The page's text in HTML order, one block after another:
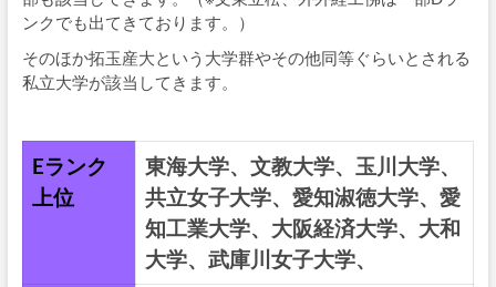
ンクでも出てきております。）
そのほか拓玉産大という大学群やその他同等ぐらいとされる
私立大学が該当してきます。
Eランク
上位
東海大学、文教大学、玉川大学、
共立女子大学、愛知淑徳大学、愛
知工業大学、大阪経済大学、大和
大学、武庫川女子大学、